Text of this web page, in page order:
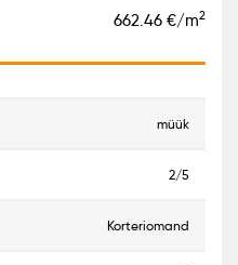
662.46 €/m2
müük
2/5
Korteriomand